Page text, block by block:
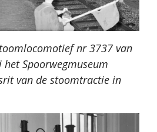
nr 3737 van
Spoorwegmuseum
van de stoomtractie in